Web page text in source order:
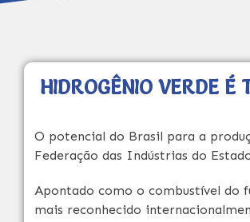
HIDROGÊNIO VERDE É
O potencial do Brasil para a
Federação das Indústrias do
Apontado como o combustível do
mais reconhecido